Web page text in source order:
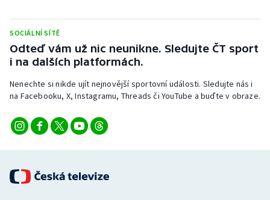
Stolní tenis
Triatlon
Veslování
Volejbal
SOCIÁLNÍ SÍTĚ
Odteď vám už nic neunikne. Sledujte ČT sport
i na dalších platformách.
Nenechte si nikde ujít nejnovější sportovní události. Sledujte nás i
na Facebooku, X, Instagramu, Threads či YouTube a buďte v obraze.